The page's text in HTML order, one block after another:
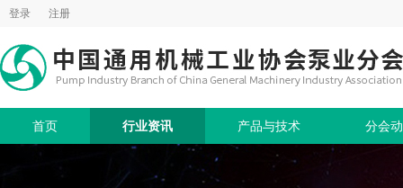
登录 注册
首页 行业资讯 产品与技术 分会